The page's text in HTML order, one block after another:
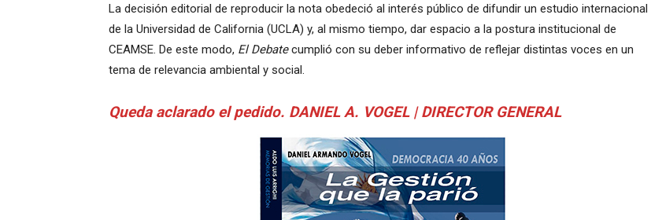
La decisión editorial de reproducir la nota obedeció al interés público de difundir un estudio internacional
de la Universidad de California (UCLA) y, al mismo tiempo, dar espacio a la postura institucional de
CEAMSE. De este modo, El Debatecumplió con su deber informativo de reflejar distintas voces en un
tema de relevancia ambiental y social.
Queda aclarado el pedido. DANIEL A. VOGEL | DIRECTOR GENERAL